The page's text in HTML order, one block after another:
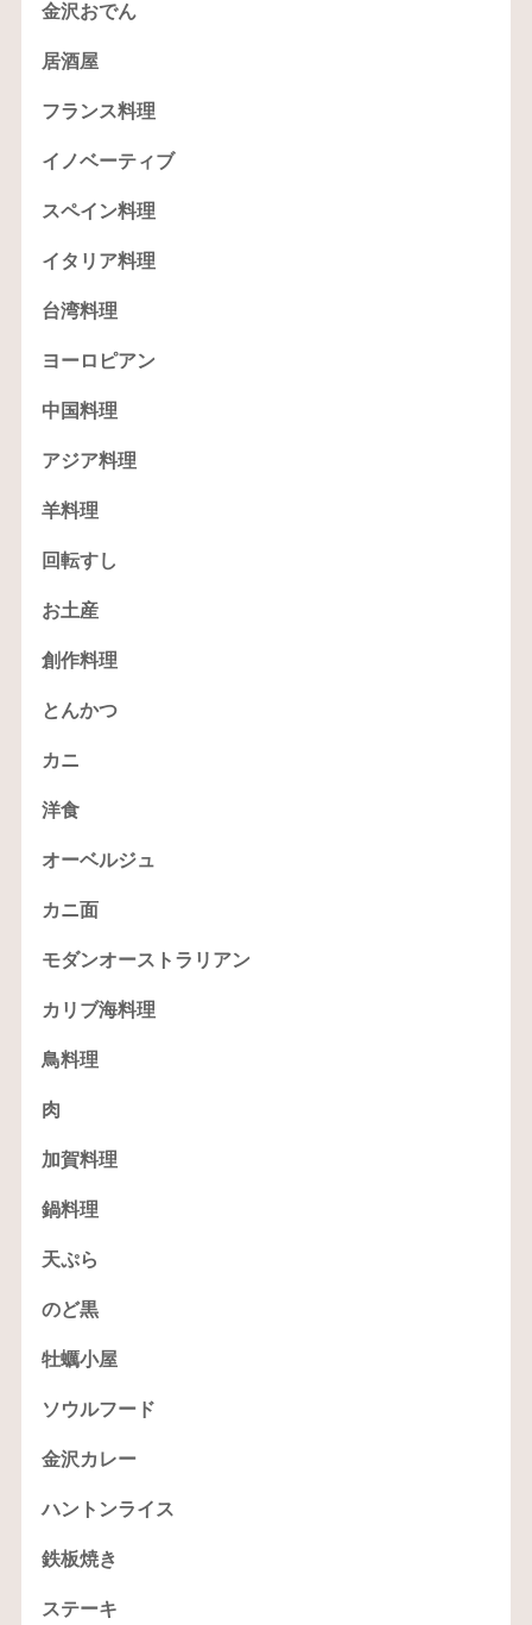
金沢おでん
居酒屋
フランス料理
イノベーティブ
スペイン料理
イタリア料理
台湾料理
ヨーロピアン
中国料理
アジア料理
羊料理
回転すし
お土産
創作料理
とんかつ
カニ
洋食
オーベルジュ
カニ面
モダンオーストラリアン
カリブ海料理
鳥料理
肉
加賀料理
鍋料理
天ぷら
のど黒
牡蠣小屋
ソウルフード
金沢カレー
ハントンライス
鉄板焼き
ステーキ